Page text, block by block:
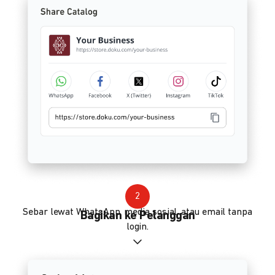
2
Bagikan ke Pelanggan
Sebar lewat WhatsApp, media sosial, atau email tanpa
login.